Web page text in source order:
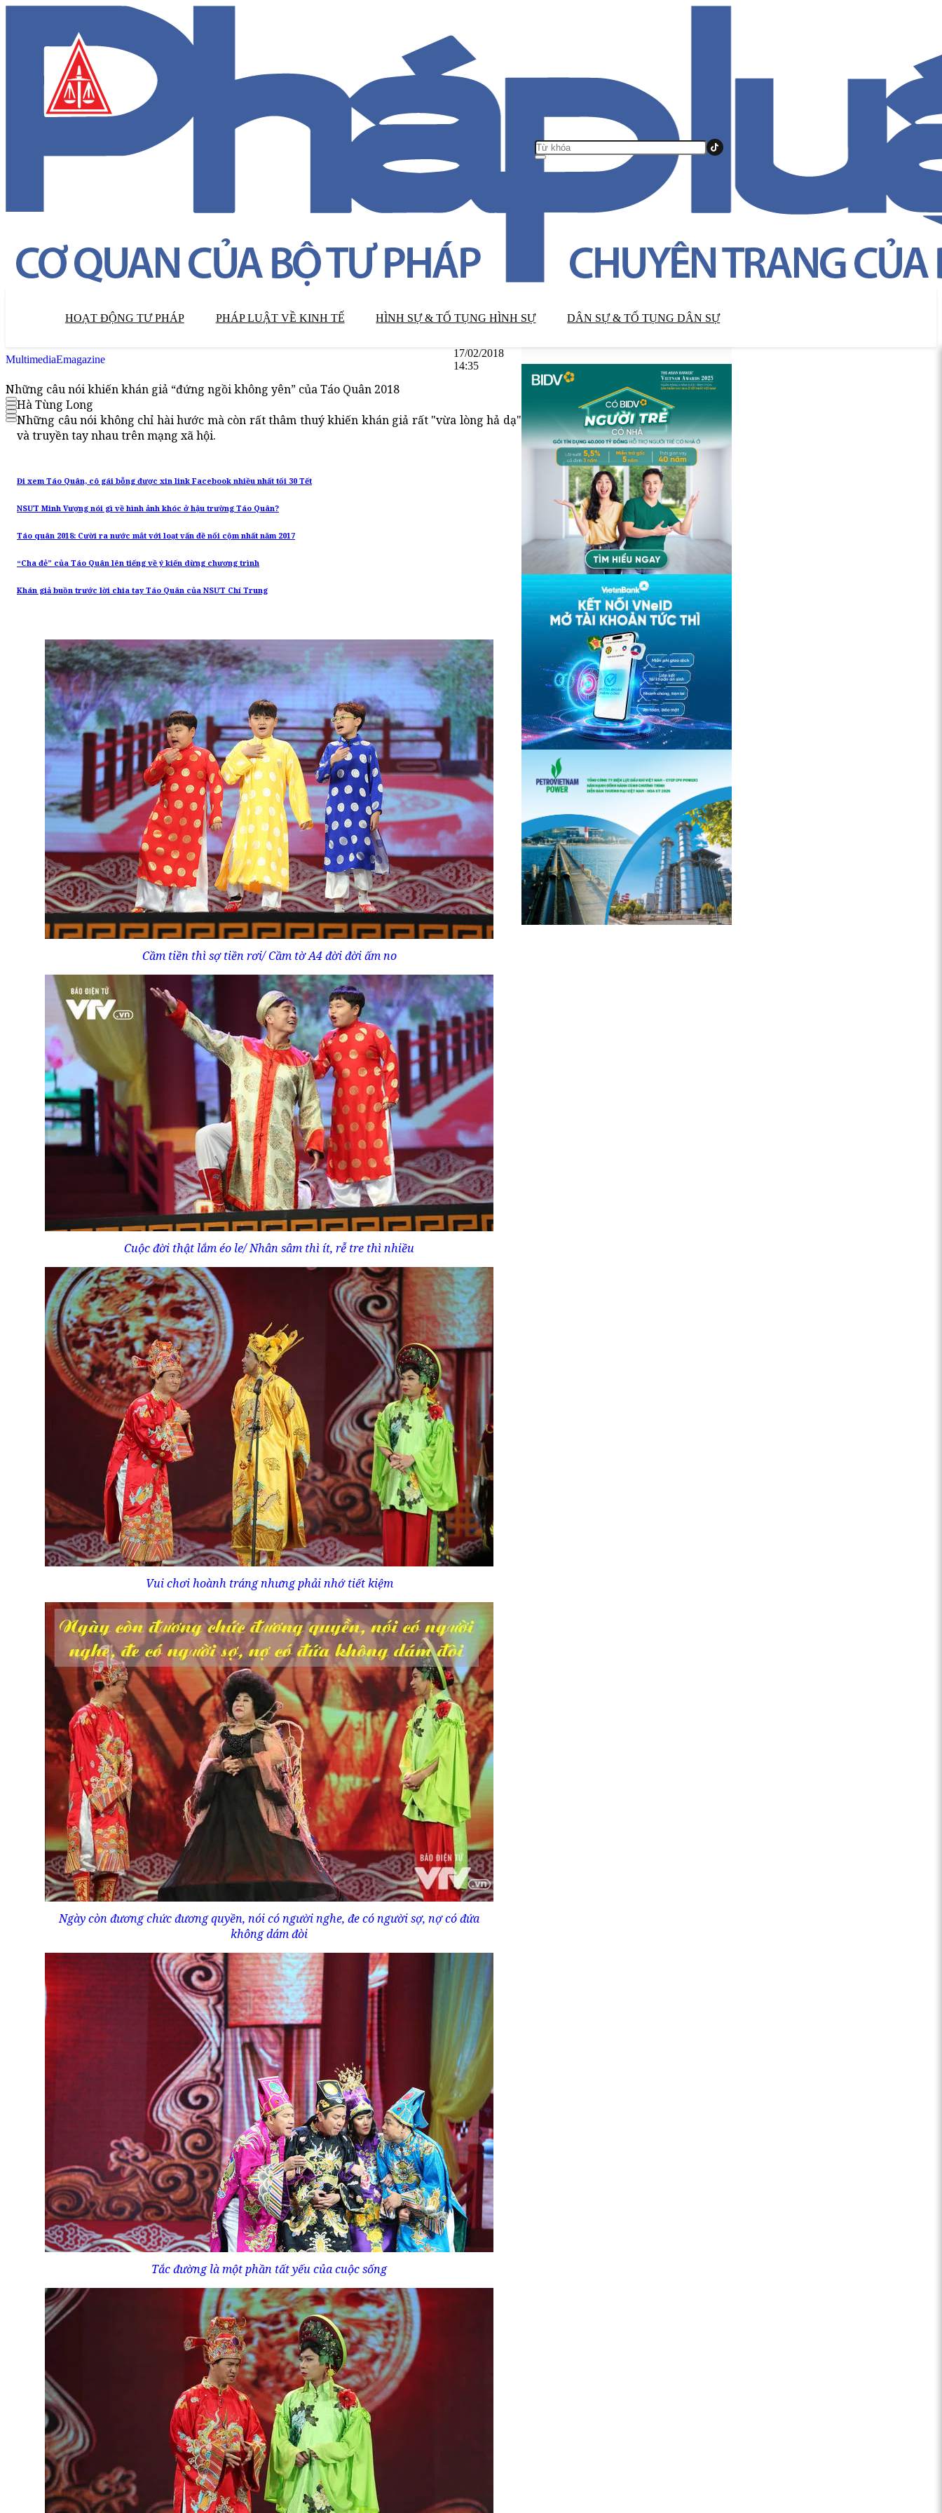
HOẠT ĐỘNG TƯ PHÁP PHÁP LUẬT VỀ KINH TẾ HÌNH SỰ & TỐ TỤNG HÌNH SỰ DÂN SỰ & TỐ TỤNG DÂN SỰ
MultimediaEmagazine
17/02/2018
14:35
Những câu nói khiến khán giả “đứng ngồi không yên” của Táo Quân 2018
Hà Tùng Long
Những câu nói không chỉ hài hước mà còn rất thâm thuý khiến khán giả rất "vừa lòng hả dạ"
và truyền tay nhau trên mạng xã hội.
Đi xem Táo Quân, cô gái bỗng được xin link Facebook nhiều nhất tối 30 Tết
NSƯT Minh Vượng nói gì về hình ảnh khóc ở hậu trường Táo Quân?
Táo quân 2018: Cười ra nước mắt với loạt vấn đề nổi cộm nhất năm 2017
“Cha đẻ” của Táo Quân lên tiếng về ý kiến dừng chương trình
Khán giả buồn trước lời chia tay Táo Quân của NSƯT Chí Trung
Cầm tiền thì sợ tiền rơi/ Cầm tờ A4 đời đời ấm no
Cuộc đời thật lắm éo le/ Nhân sâm thì ít, rễ tre thì nhiều
Vui chơi hoành tráng nhưng phải nhớ tiết kiệm
Ngày còn đương chức đương quyền, nói có người nghe, đe có người sợ, nợ có đứa
không dám đòi
Tắc đường là một phần tất yếu của cuộc sống